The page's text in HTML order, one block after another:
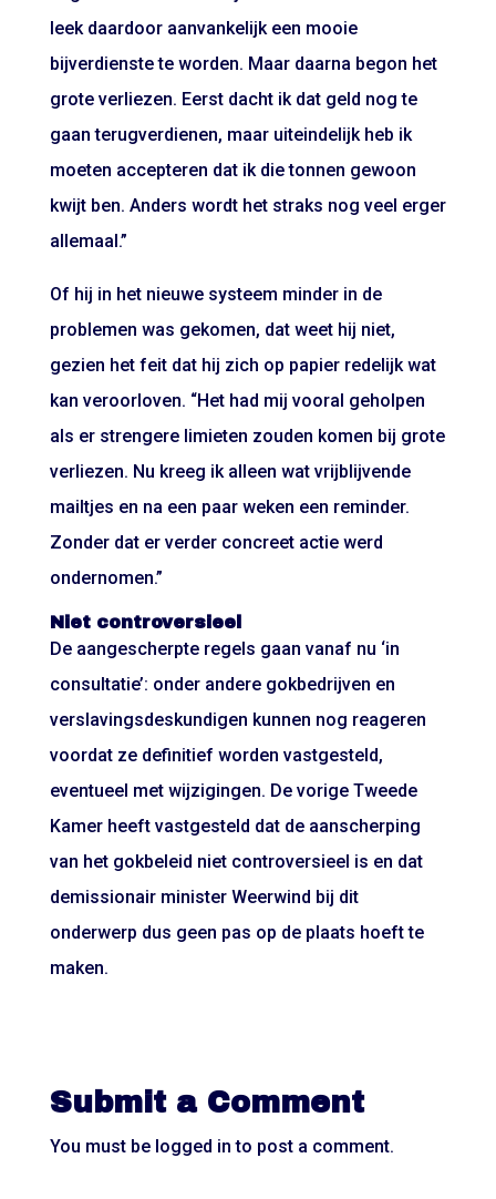
leek daardoor aanvankelijk een mooie
bijverdienste te worden. Maar daarna begon het
grote verliezen. Eerst dacht ik dat geld nog te
gaan terugverdienen, maar uiteindelijk heb ik
moeten accepteren dat ik die tonnen gewoon
kwijt ben. Anders wordt het straks nog veel erger
allemaal.”
Of hij in het nieuwe systeem minder in de
problemen was gekomen, dat weet hij niet,
gezien het feit dat hij zich op papier redelijk wat
kan veroorloven. “Het had mij vooral geholpen
als er strengere limieten zouden komen bij grote
verliezen. Nu kreeg ik alleen wat vrijblijvende
mailtjes en na een paar weken een reminder.
Zonder dat er verder concreet actie werd
ondernomen.”
Niet controversieel
De aangescherpte regels gaan vanaf nu ‘in
consultatie’: onder andere gokbedrijven en
verslavingsdeskundigen kunnen nog reageren
voordat ze definitief worden vastgesteld,
eventueel met wijzigingen. De vorige Tweede
Kamer heeft vastgesteld dat de aanscherping
van het gokbeleid niet controversieel is en dat
demissionair minister Weerwind bij dit
onderwerp dus geen pas op de plaats hoeft te
maken.
Submit a Comment
You must be logged in to post a comment.